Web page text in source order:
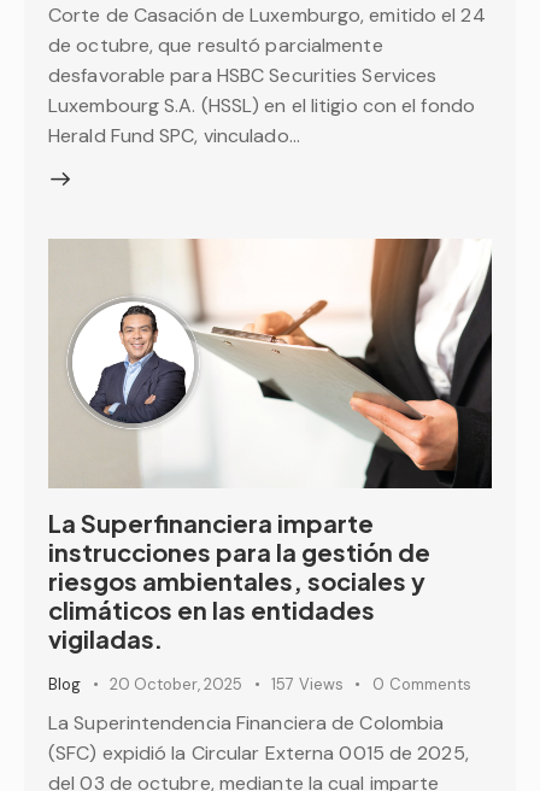
Corte de Casación de Luxemburgo, emitido el 24
de octubre, que resultó parcialmente
desfavorable para HSBC Securities Services
Luxembourg S.A. (HSSL) en el litigio con el fondo
Herald Fund SPC, vinculado…
La Superfinanciera imparte
instrucciones para la gestión de
riesgos ambientales, sociales y
climáticos en las entidades
vigiladas.
Blog 20 October, 2025 157 Views 0 Comments
La Superintendencia Financiera de Colombia
(SFC) expidió la Circular Externa 0015 de 2025,
del 03 de octubre, mediante la cual imparte